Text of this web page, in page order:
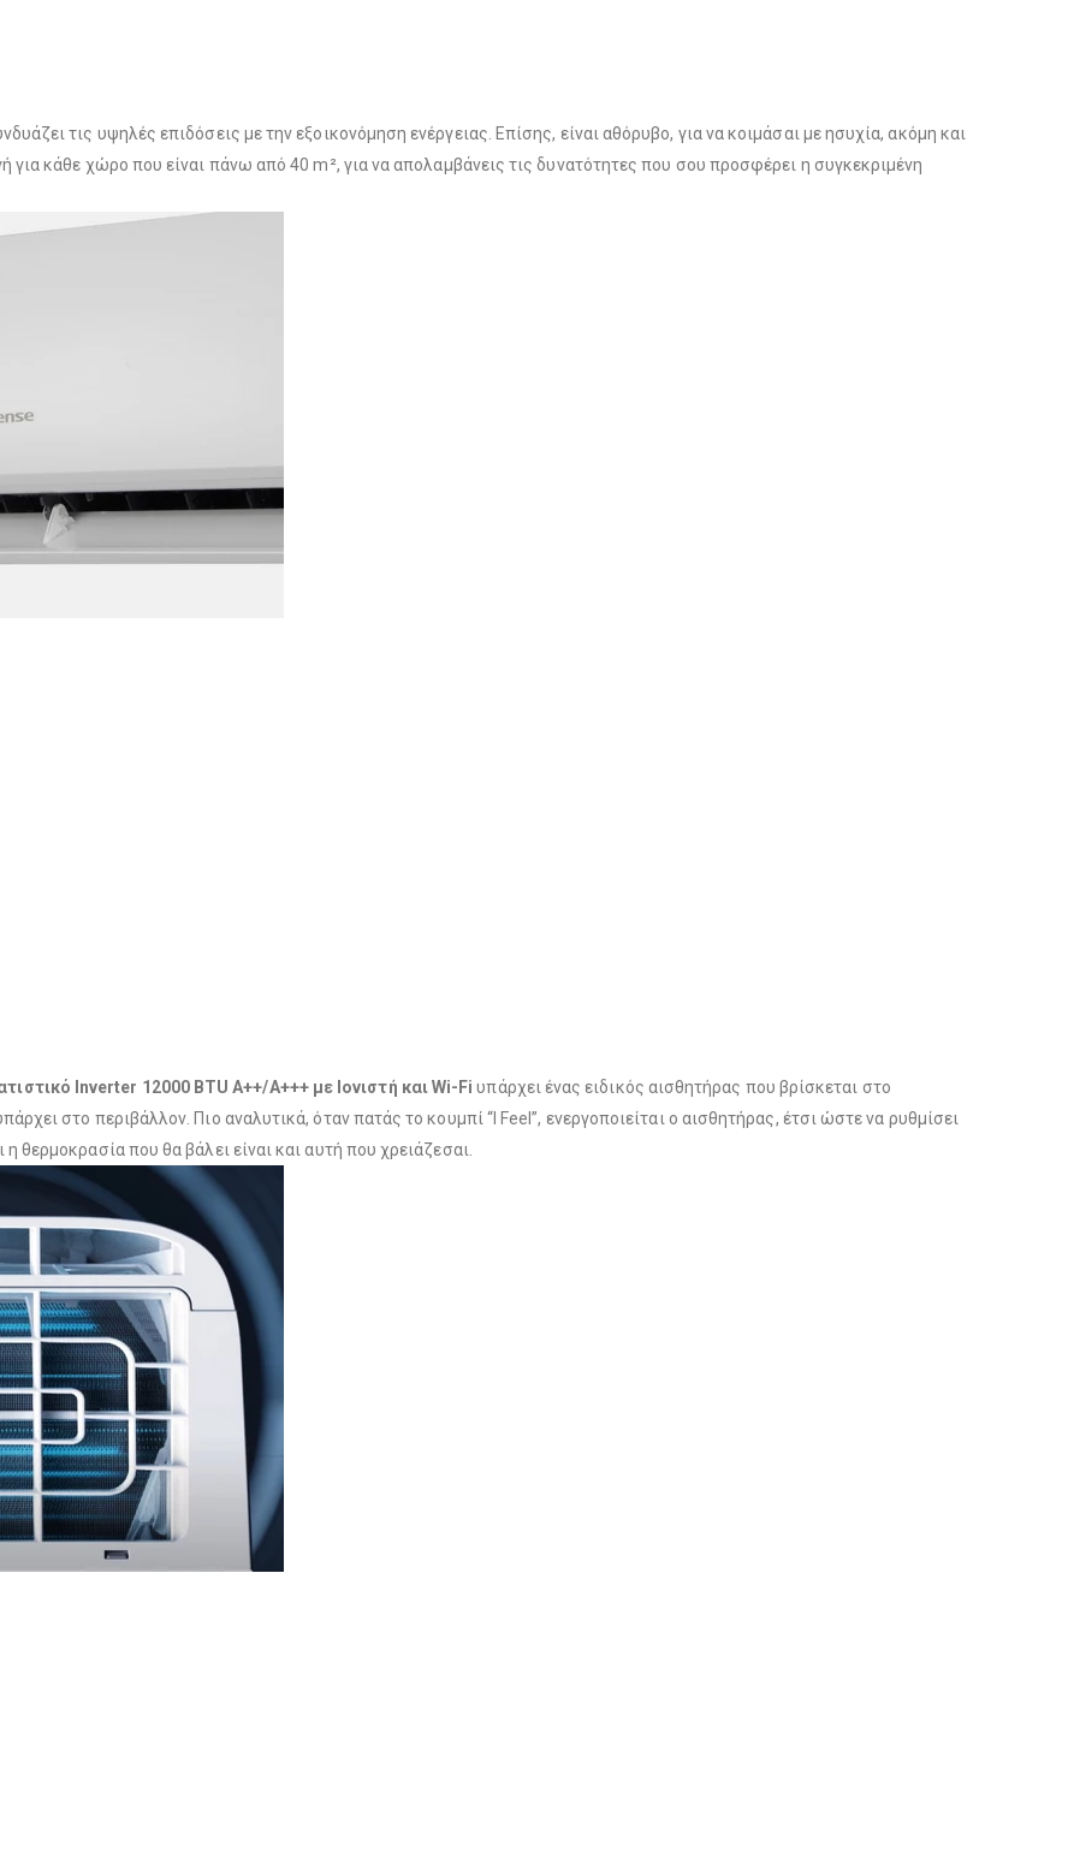
τις υψηλές επιδόσεις με την εξοικονόμηση ενέργειας. Επίσης, είναι αθόρυβο, για να κοιμάσαι με ησυχία, ακόμη και
για κάθε χώρο που είναι πάνω από 40 m², για να απολαμβάνεις τις δυνατότητες που σου προσφέρει η συγκεκριμένη
Inverter 12000 BTU A++/A+++ με Ιονιστή και Wi-Fi υπάρχει ένας ειδικός αισθητήρας που βρίσκεται στο
στο περιβάλλον. Πιο αναλυτικά, όταν πατάς το κουμπί “I Feel”, ενεργοποιείται ο αισθητήρας, έτσι ώστε να ρυθμίσει
θερμοκρασία που θα βάλει είναι και αυτή που χρειάζεσαι.